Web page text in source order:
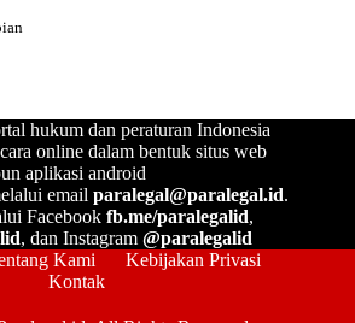
hukum dan peraturan Indonesia
online dalam bentuk situs web
aplikasi android
emailparalegal@paralegal.id.
Facebook fb.me/paralegalid,
, dan Instagram@paralegalid
Kami
Kebijakan Privasi
Kontak